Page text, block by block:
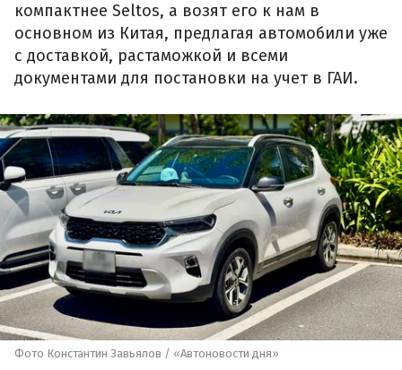
компактнее Seltos, а возят его к нам в
основном из Китая, предлагая автомобили уже
с доставкой, растаможкой и всеми
документами для постановки на учет в ГАИ.
Фото Константин Завьялов / «Автоновости дня»